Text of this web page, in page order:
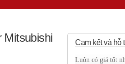
Mitsubishi
Cam kết và hỗ
Luôn có giá tốt